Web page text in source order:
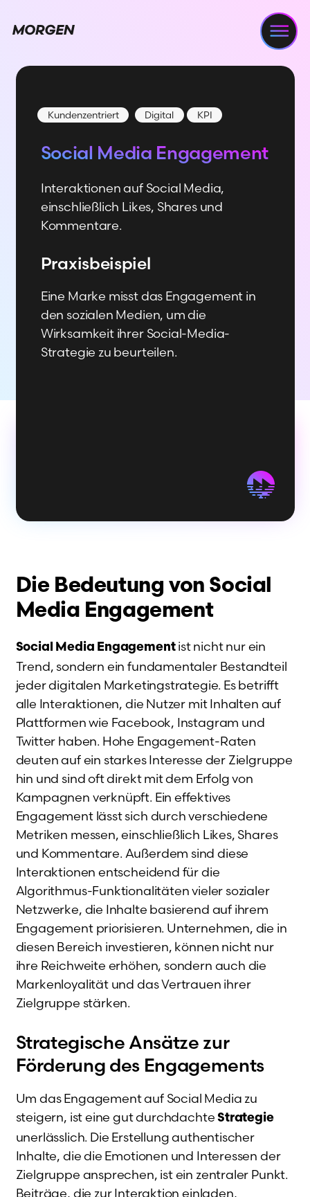
Kundenzentriert Digital KPI
Social Media Engagement
Interaktionen auf Social Media,
einschließlich Likes, Shares und
Kommentare.
Praxisbeispiel
Eine Marke misst das Engagement in
den sozialen Medien, um die
Wirksamkeit ihrer Social-Media-
Strategie zu beurteilen.
Die Bedeutung von Social
Media Engagement
Social Media Engagementist nicht nur ein
Trend, sondern ein fundamentaler Bestandteil
jeder digitalen Marketingstrategie. Es betrifft
alle Interaktionen, die Nutzer mit Inhalten auf
Plattformen wie Facebook, Instagram und
Twitter haben. Hohe Engagement-Raten
deuten auf ein starkes Interesse der Zielgruppe
hin und sind oft direkt mit dem Erfolg von
Kampagnen verknüpft. Ein effektives
Engagement lässt sich durch verschiedene
Metriken messen, einschließlich Likes, Shares
und Kommentare. Außerdem sind diese
Interaktionen entscheidend für die
Algorithmus-Funktionalitäten vieler sozialer
Netzwerke, die Inhalte basierend auf ihrem
Engagement priorisieren. Unternehmen, die in
diesen Bereich investieren, können nicht nur
ihre Reichweite erhöhen, sondern auch die
Markenloyalität und das Vertrauen ihrer
Zielgruppe stärken.
Strategische Ansätze zur
Förderung des Engagements
Um das Engagement auf Social Media zu
steigern, ist eine gut durchdachteStrategie
unerlässlich. Die Erstellung authentischer
Inhalte, die die Emotionen und Interessen der
Zielgruppe ansprechen, ist ein zentraler Punkt.
Beiträge, die zur Interaktion einladen,